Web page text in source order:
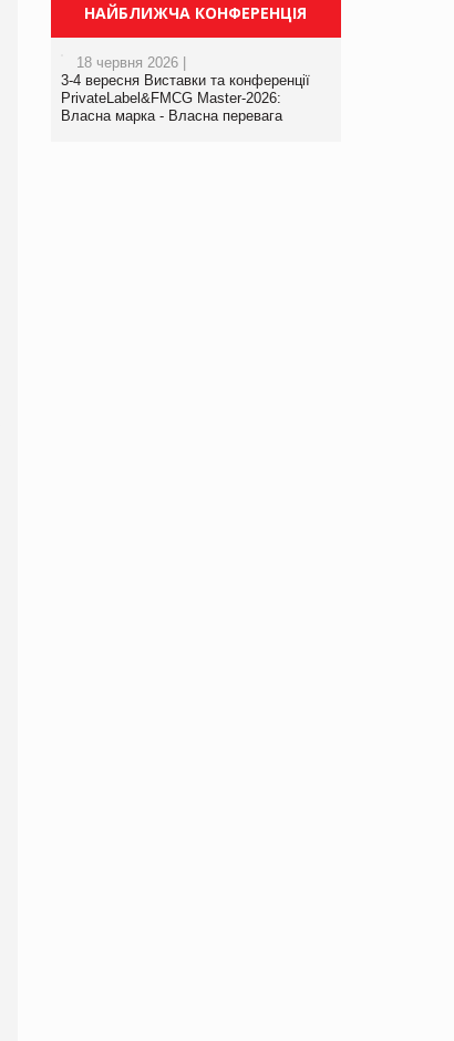
НАЙБЛИЖЧА КОНФЕРЕНЦІЯ
18 червня 2026 |
3-4 вересня Виставки та конференції
PrivateLabel&FMCG Master-2026:
Власна марка - Власна перевага